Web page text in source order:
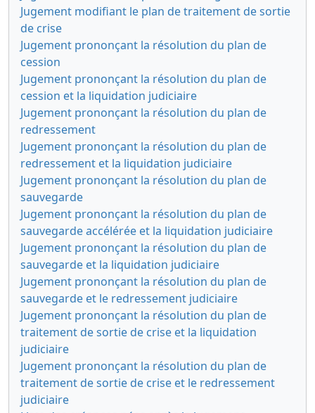
Jugement modifiant le plan de traitement de sortie
de crise
Jugement prononçant la résolution du plan de
cession
Jugement prononçant la résolution du plan de
cession et la liquidation judiciaire
Jugement prononçant la résolution du plan de
redressement
Jugement prononçant la résolution du plan de
redressement et la liquidation judiciaire
Jugement prononçant la résolution du plan de
sauvegarde
Jugement prononçant la résolution du plan de
sauvegarde accélérée et la liquidation judiciaire
Jugement prononçant la résolution du plan de
sauvegarde et la liquidation judiciaire
Jugement prononçant la résolution du plan de
sauvegarde et le redressement judiciaire
Jugement prononçant la résolution du plan de
traitement de sortie de crise et la liquidation
judiciaire
Jugement prononçant la résolution du plan de
traitement de sortie de crise et le redressement
judiciaire